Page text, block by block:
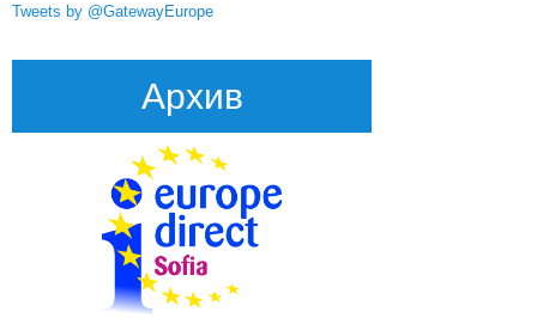
Tweets by @GatewayEurope
Архив